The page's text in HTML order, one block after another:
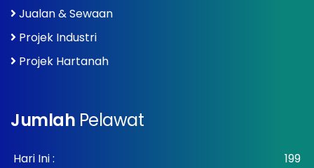
Jualan & Sewaan
Projek Industri
Projek Hartanah
Jumlah Pelawat
Hari Ini :
199